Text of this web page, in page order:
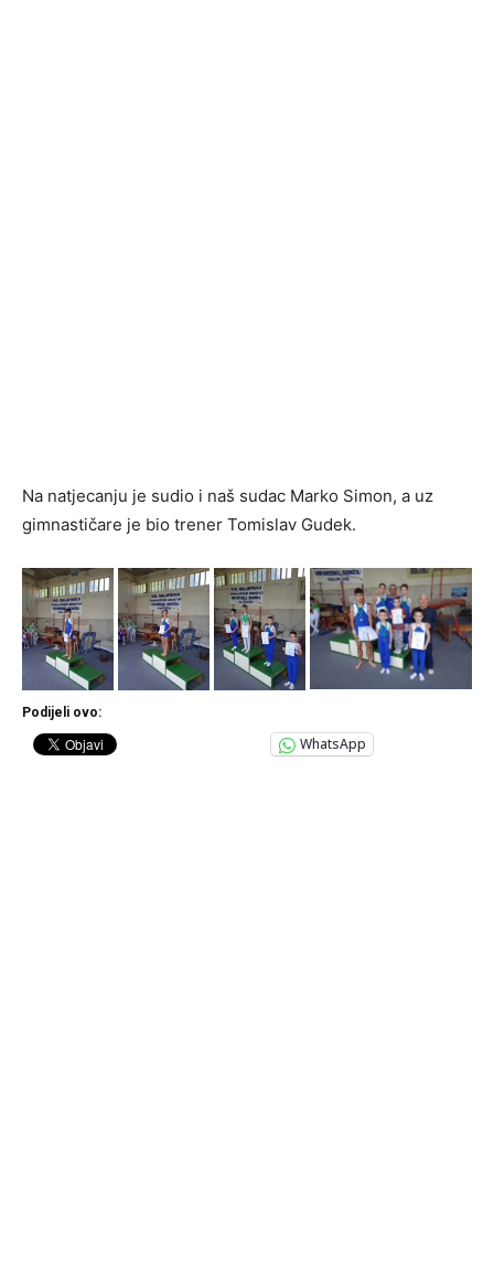
Na natjecanju je sudio i naš sudac Marko Simon, a uz
gimnastičare je bio trener Tomislav Gudek.
Podijeli ovo:
WhatsApp